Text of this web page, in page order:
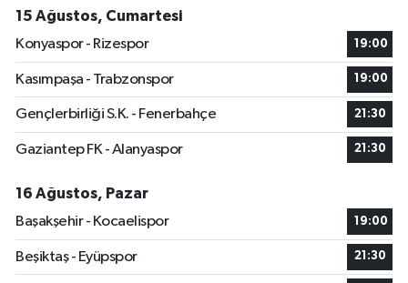
15 Ağustos, Cumartesi
Konyaspor - Rizespor
19:00
Kasımpaşa - Trabzonspor 19:00
Gençlerbirliği S.K. - Fenerbahçe 21:30
Gaziantep FK - Alanyaspor 21:30
16 Ağustos, Pazar
Başakşehir - Kocaelispor
19:00
Beşiktaş - Eyüpspor 21:30